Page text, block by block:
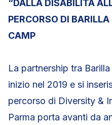
“DALLA DISABILITÀ
PERCORSO DI
CAMP
La partnership tra
inizio nel 2019 e si
percorso di Diversity &
Parma porta avanti da